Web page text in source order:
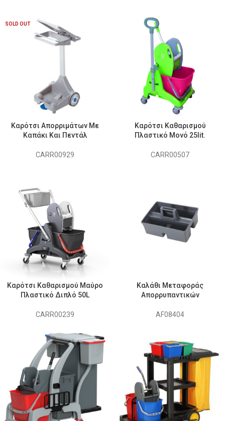
SOLD OUT
Καρότσι Απορριμάτων Με
Καπάκι Και Πεντάλ
CARR00929
Καρότσι Καθαρισμού
Πλαστικό Μονό 25lit.
CARR00507
Καρότσι Καθαρισμού Μαύρο
Πλαστικό Διπλό 50L
CARR00239
Καλάθι Μεταφοράς
Απορρυπαντικών
AF08404